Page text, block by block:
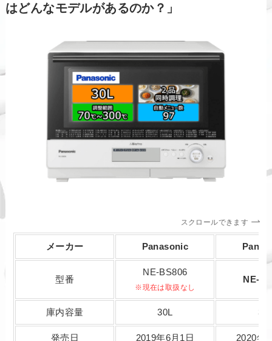
はどんなモデルがあるのか？」
スクロールできます
メーカー Panasonic
型番
NE-BS806
※現在は取扱なし
NE-
庫内容量 30L
発売日 2019年6月1日 2020年